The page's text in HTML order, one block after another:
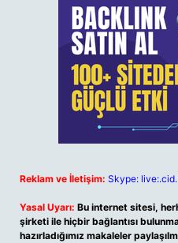
Reklam ve İletişim: Skype:
Yasal Uyarı: Bu internet sitesi,
şirketi ile hiçbir bağlantısı
hazırladığımız makaleler